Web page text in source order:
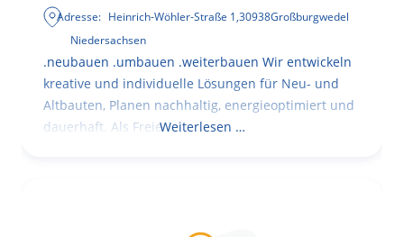
Adresse: Heinrich-Wöhler-Straße 1,30938Großburgwedel
Niedersachsen
.neubauen .umbauen .weiterbauen Wir entwickeln
kreative und individuelle Lösungen für Neu- und
Altbauten, Planen nachhaltig, energieoptimiert und
dauerhaft. Als FreieWeiterlesen …